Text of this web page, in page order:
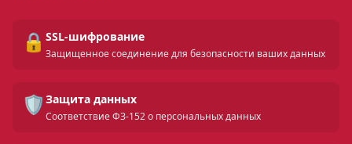
🔒 SSL-шифрование
Защищенное соединение для безопасности ваших данных
🛡️ Защита данных
Соответствие ФЗ-152 о персональных данных